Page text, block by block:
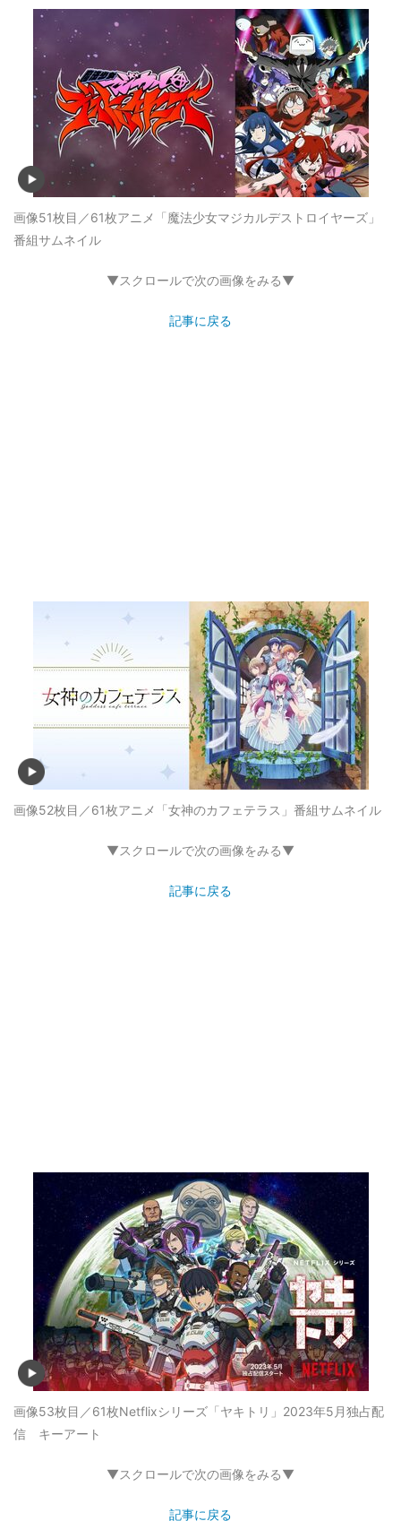
画像51枚目／61枚アニメ「魔法少女マジカルデストロイヤーズ」
番組サムネイル
▼スクロールで次の画像をみる▼
記事に戻る
画像52枚目／61枚アニメ「女神のカフェテラス」番組サムネイル
▼スクロールで次の画像をみる▼
記事に戻る
画像53枚目／61枚Netflixシリーズ「ヤキトリ」2023年5月独占配
信 キーアート
▼スクロールで次の画像をみる▼
記事に戻る